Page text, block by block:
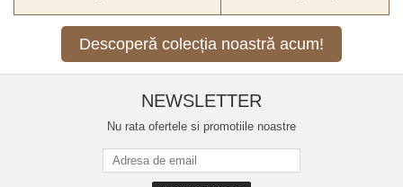
Descoperă colecția noastră acum!
NEWSLETTER
Nu rata ofertele si promotiile noastre